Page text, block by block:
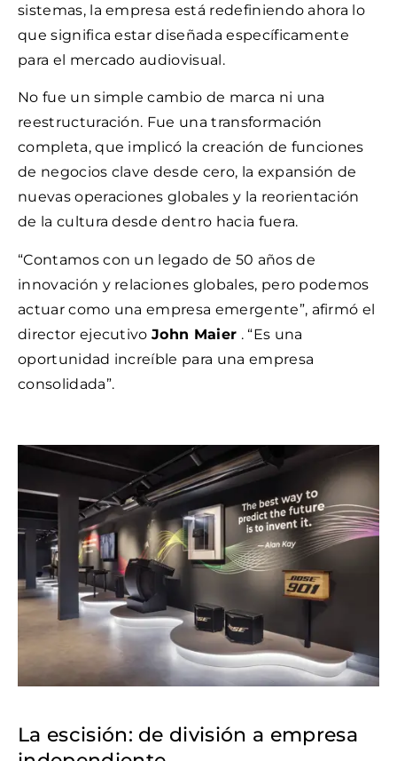
sistemas, la empresa está redefiniendo ahora lo
que significa estar diseñada específicamente
para el mercado audiovisual.
No fue un simple cambio de marca ni una
reestructuración. Fue una transformación
completa, que implicó la creación de funciones
de negocios clave desde cero, la expansión de
nuevas operaciones globales y la reorientación
de la cultura desde dentro hacia fuera.
“Contamos con un legado de 50 años de
innovación y relaciones globales, pero podemos
actuar como una empresa emergente”, afirmó el
director ejecutivoJohn Maier . “Es una
oportunidad increíble para una empresa
consolidada”.
La escisión: de división a empresa